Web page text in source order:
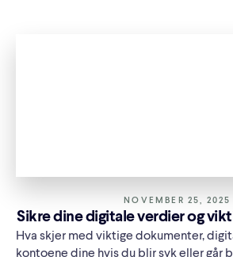
NOVEMBER 25, 2025
Sikre dine digitale verdier og
Hva skjer med viktige dokumenter,
kontoene dine hvis du blir syk eller går